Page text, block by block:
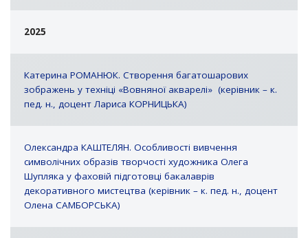
2025
Катерина РОМАНЮК. Створення багатошарових
зображень у техніці «Вовняної акварелі» (керівник – к.
пед. н., доцент Лариса КОРНИЦЬКА)
Олександра КАШТЕЛЯН. Особливості вивчення
символічних образів творчості художника Олега
Шупляка у фаховій підготовці бакалаврів
декоративного мистецтва (керівник – к. пед. н., доцент
Олена САМБОРСЬКА)